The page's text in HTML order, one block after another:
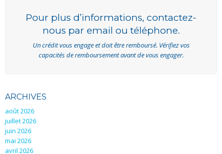
Pour plus d’informations, contactez-
nous par email ou téléphone.
Un crédit vous engage et doit être remboursé. Vérifiez vos
capacités de remboursement avant de vous engager.
ARCHIVES
août 2026
juillet 2026
juin 2026
mai 2026
avril 2026